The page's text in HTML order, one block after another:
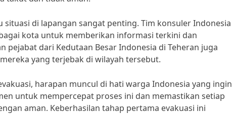
di lapangan sangat penting. Tim konsuler Indonesia
kota untuk memberikan informasi terkini dan
dari Kedutaan Besar Indonesia di Teheran juga
yang terjebak di wilayah tersebut.
harapan muncul di hati warga Indonesia yang ingin
untuk mempercepat proses ini dan memastikan setiap
aman. Keberhasilan tahap pertama evakuasi ini